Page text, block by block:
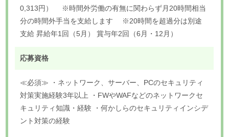
0,313円） ※時間外労働の有無に関わらず月20時間相当
分の時間外手当を支給します ※20時間を超過分は別途
支給 昇給年1回（5月） 賞与年2回（6月・12月）
応募資格
≪必須≫ ・ネットワーク、サーバー、PCのセキュリティ
対策実施経験3年以上 ・FWやWAFなどのネットワークセ
キュリティ知識・経験 ・何かしらのセキュリティインシデ
ント対策の経験